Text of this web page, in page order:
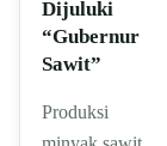
Dijuluki
“Gubernur
Sawit”
Produksi